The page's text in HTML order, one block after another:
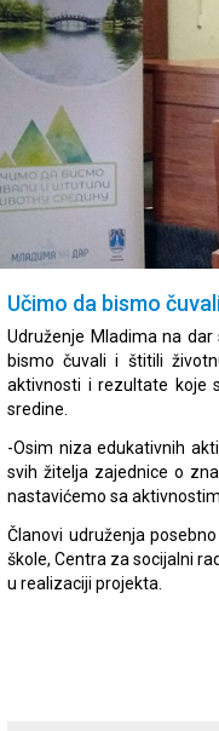
Učimo da bismo
Udruženje Mladima na
bismo čuvali i štitili
aktivnosti i rezultate koje
sredine.
-Osim niza edukativnih
svih žitelja zajednice o
nastavićemo sa
Članovi udruženja
škole, Centra za socijalni
u realizaciji projekta.